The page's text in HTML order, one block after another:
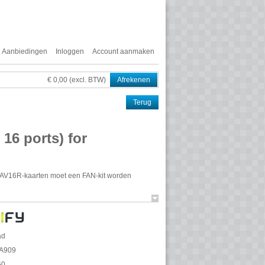
Aanbiedingen Inloggen Account aanmaken
€ 0,00 (excl. BTW) Afrekenen
Terug
16 ports) for
kaarten moet een FAN-kit worden
voor OpenScape Business X3R/X5R
op de telefoon van de abonnee).
intercomtoestellen, omroepsystemen,
op afstand.